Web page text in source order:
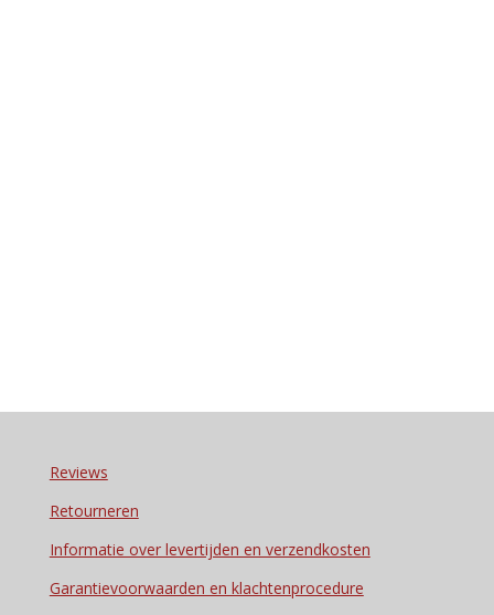
Reviews
Retourneren
Informatie over levertijden en verzendkosten
Garantievoorwaarden en klachtenprocedure